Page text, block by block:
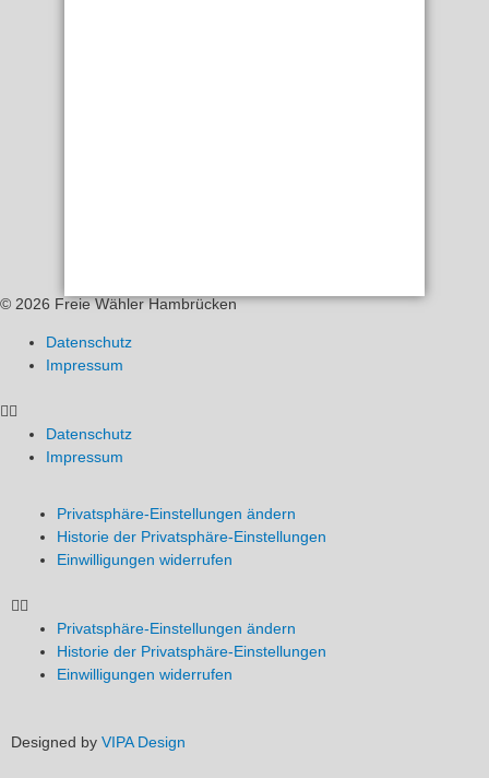
© 2026 Freie Wähler Hambrücken
Datenschutz
Impressum
Datenschutz
Impressum
Privatsphäre-Einstellungen ändern
Historie der Privatsphäre-Einstellungen
Einwilligungen widerrufen
Privatsphäre-Einstellungen ändern
Historie der Privatsphäre-Einstellungen
Einwilligungen widerrufen
Designed by VIPA Design